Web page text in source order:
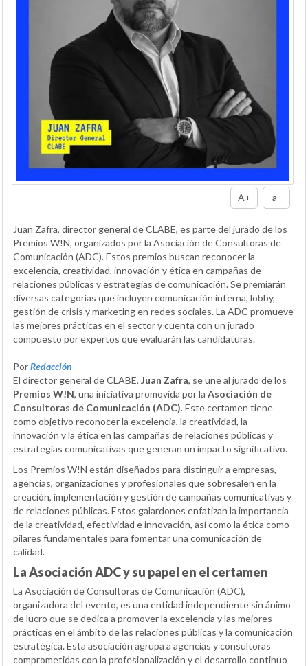
A+ a-
Juan Zafra, director general de CLABE, es parte del jurado de los
Premios W!N, organizados por la Asociación de Consultoras de
Comunicación (ADC). Estos premios buscan reconocer la
excelencia, creatividad, innovación y ética en campañas de
relaciones públicas y estrategias de comunicación. Se premiarán
diversas categorías que incluyen comunicación interna, lobby,
gestión de crisis y marketing en redes sociales. La ADC promueve
las mejores prácticas en el sector y cuenta con un jurado
compuesto por expertos que evaluarán las candidaturas.
PorRedacción
El director general de CLABE, Juan Zafra, se une al jurado de los
Premios W!N, una iniciativa promovida por la Asociación de
Consultoras de Comunicación (ADC). Este certamen tiene
como objetivo reconocer la excelencia, la creatividad, la
innovación y la ética en las campañas de relaciones públicas y
estrategias comunicativas que generan un impacto significativo.
Los Premios W!N están diseñados para distinguir a empresas,
agencias, organizaciones y profesionales que sobresalen en la
creación, implementación y gestión de campañas comunicativas y
de relaciones públicas. Estos galardones enfatizan la importancia
de la creatividad, efectividad e innovación, así como la ética como
pilares fundamentales para fomentar una comunicación de
calidad.
La Asociación ADC y su papel en el certamen
La Asociación de Consultoras de Comunicación (ADC),
organizadora del evento, es una entidad independiente sin ánimo
de lucro que se dedica a promover la excelencia y las mejores
prácticas en el ámbito de las relaciones públicas y la comunicación
estratégica. Esta asociación agrupa a agencias y consultoras
comprometidas con la profesionalización y el desarrollo continuo